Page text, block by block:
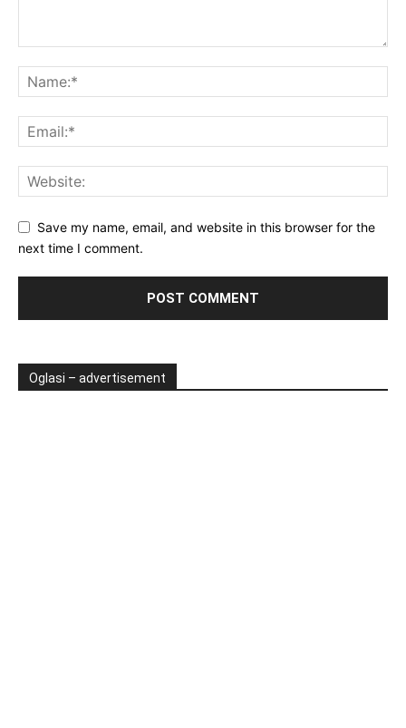
Save my name, email, and website in this browser for the
next time I comment.
Oglasi – advertisement